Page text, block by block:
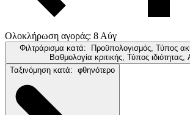
Ολοκλήρωση αγοράς: 8 Αύγ
Φιλτράρισμα κατά: Προϋπολογισμός, Τύπος
Βαθμολογία κριτικής, Τύπος
Ταξινόμηση κατά: φθηνότερο